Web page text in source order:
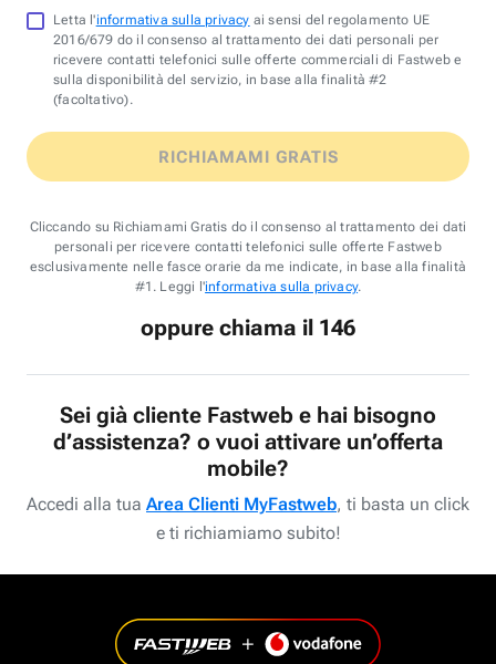
Letta l'informativa sulla privacy ai sensi del regolamento UE
2016/679 do il consenso al trattamento dei dati personali per
ricevere contatti telefonici sulle offerte commerciali di Fastweb e
sulla disponibilità del servizio, in base alla finalità #2
(facoltativo).
RICHIAMAMI GRATIS
Cliccando su Richiamami Gratis do il consenso al trattamento dei dati
personali per ricevere contatti telefonici sulle offerte Fastweb
esclusivamente nelle fasce orarie da me indicate, in base alla finalità
#1. Leggi l'informativa sulla privacy.
oppure chiama il 146
Sei già cliente Fastweb e hai bisogno
d’assistenza? o vuoi attivare un’offerta
mobile?
Accedi alla tua Area Clienti MyFastweb, ti basta un click
e ti richiamiamo subito!